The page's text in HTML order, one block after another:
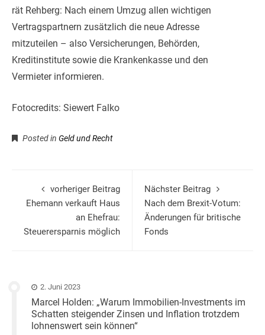
rät Rehberg: Nach einem Umzug allen wichtigen
Vertragspartnern zusätzlich die neue Adresse
mitzuteilen – also Versicherungen, Behörden,
Kreditinstitute sowie die Krankenkasse und den
Vermieter informieren.
Fotocredits: Siewert Falko
Posted in Geld und Recht
vorheriger Beitrag
Ehemann verkauft Haus
an Ehefrau:
Steuerersparnis möglich
Nächster Beitrag
Nach dem Brexit-Votum:
Änderungen für britische
Fonds
2. Juni 2023
Marcel Holden: „Warum Immobilien-Investments im
Schatten steigender Zinsen und Inflation trotzdem
lohnenswert sein können“